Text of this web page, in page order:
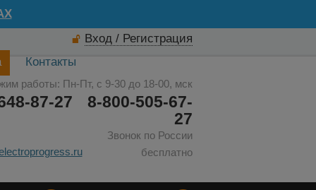
Вход / Регистрация
Контакты
работы: Пн-Пт, с 9-30 до 18-00, мск
8-800-505-67-
27
Звонок по России
бесплатно
87-27